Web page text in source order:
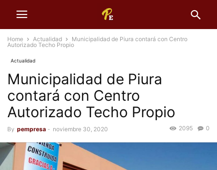
Home Actualidad
Municipalidad de Piura contará con Centro
Autorizado Techo Propio
Actualidad
Municipalidad de Piura
contará con Centro
Autorizado Techo Propio
By pempresa - noviembre 30, 2020 0
2095